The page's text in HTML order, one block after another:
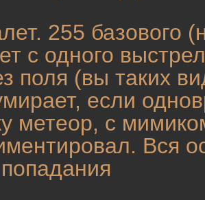
255 базового
с одного
поля (вы таких
если
метеор, с
Вся